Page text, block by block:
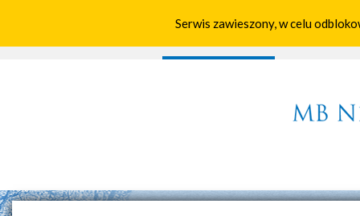
Aktualności
Serwis zawieszony, w celu